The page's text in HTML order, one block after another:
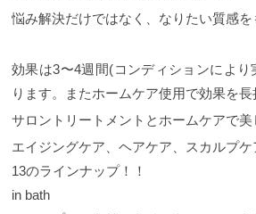
悩み解決だけではなく、なりたい質感を
効果は3〜4週間(コンディションにより
ります。またホームケア使用で効果を
サロントリートメントとホームケアで美
エイジングケア、ヘアケア、スカルプケ
13のラインナップ！！
in bath